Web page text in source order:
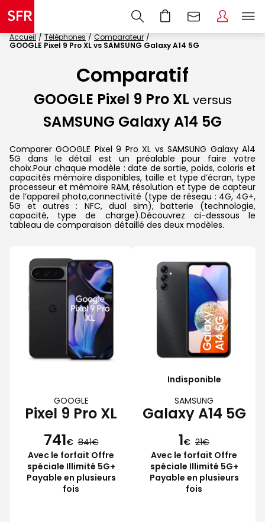
Accueil Téléphones
Comparateur
GOOGLE Pixel 9 Pro XL vs SAMSUNG Galaxy A14 5G
Comparatif
GOOGLE Pixel 9 Pro XL versus
SAMSUNG Galaxy A14 5G
Comparer GOOGLE Pixel 9 Pro XL vs SAMSUNG Galaxy A14
5G dans le détail est un préalable pour faire votre
choix.Pour chaque modèle : date de sortie, poids, coloris et
capacités mémoire disponibles, taille et type d’écran, type
processeur et mémoire RAM, résolution et type de capteur
de l’appareil photo,connectivité (type de réseau : 4G, 4G+,
5G et autres : NFC, dual sim), batterie (technologie,
capacité, type de charge).Découvrez ci-dessous le
tableau de comparaison détaillé des deux modèles.
GOOGLE
Pixel 9 Pro XL
741€ 841
Avec le forfait Offre
spéciale Illimité 5G+
Payable en plusieurs
fois
Indisponible
SAMSUNG
Galaxy A14 5G
1€ 21
Avec le forfait Offre
spéciale Illimité 5G+
Payable en plusieurs
fois